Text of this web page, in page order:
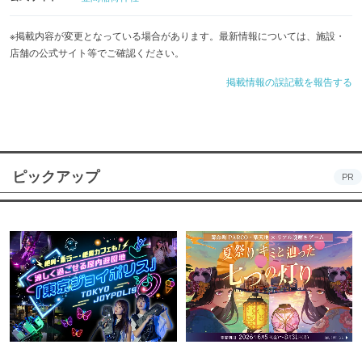
※掲載内容が変更となっている場合があります。最新情報については、施設・
店舗の公式サイト等でご確認ください。
掲載情報の誤記載を報告する
ピックアップ PR